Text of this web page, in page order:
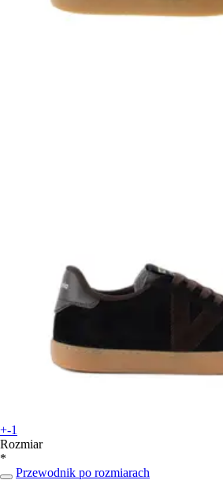
+-1
Rozmiar
*
Przewodnik po rozmiarach